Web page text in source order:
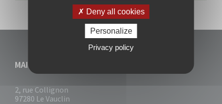
MAIRIE DU VAUCLIN
2, rue Collignon
97280 Le Vauclin
Deny all cookies
Personalize
Privacy policy